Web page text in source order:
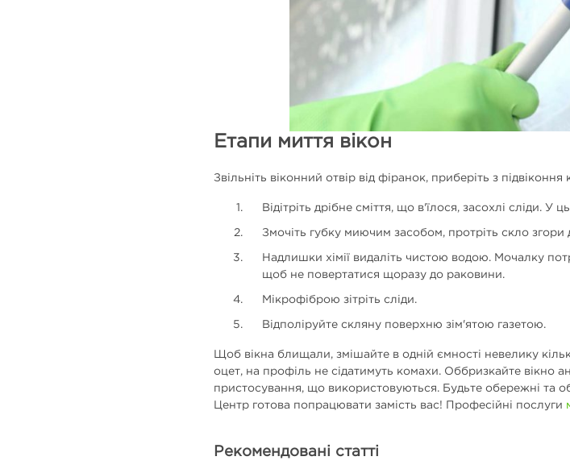
Етапи миття вікон
Звільніть віконний отвір від фіранок, приберіть з підвіконня
Відітріть дрібне сміття, що в'їлося, засохлі
Змочіть губку миючим засобом, протріть скло згори
Надлишки хімії видаліть чистою водою. Мочалку
щоб не повертатися щоразу до раковини.
Мікрофіброю зітріть сліди.
Відполіруйте скляну поверхню зім'ятою газетою.
Щоб вікна блищали, змішайте в одній ємності невелику
оцет, на профіль не сідатимуть комахи. Оббризкайте вікно
пристосування, що використовуються. Будьте обережні та
Центр готова попрацювати замість вас! Професійні послуги
Рекомендовані статті